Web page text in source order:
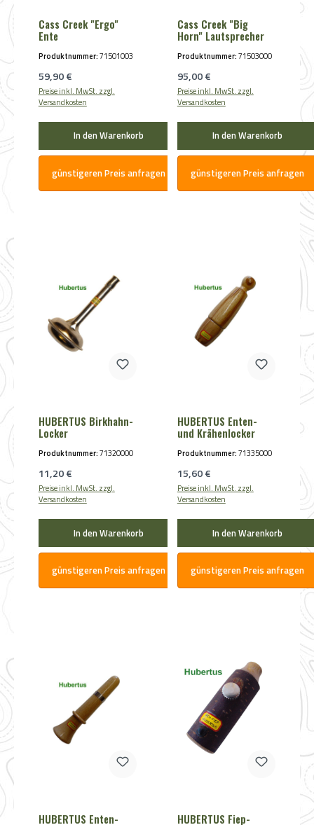
Cass Creek "Ergo"
Ente
Produktnummer:71501003
Regulärer Preis:
59,90 €
Preise inkl. MwSt. zzgl.
Versandkosten
In den Warenkorb
günstigeren Preis anfragen
Cass Creek "Big
Horn" Lautsprecher
Produktnummer:71503000
Regulärer Preis:
95,00 €
Preise inkl. MwSt. zzgl.
Versandkosten
In den Warenkorb
günstigeren Preis anfragen
HUBERTUS Birkhahn-
Locker
Produktnummer:71320000
Regulärer Preis:
11,20 €
Preise inkl. MwSt. zzgl.
Versandkosten
In den Warenkorb
günstigeren Preis anfragen
HUBERTUS Enten-
und Krähenlocker
Produktnummer:71335000
Regulärer Preis:
15,60 €
Preise inkl. MwSt. zzgl.
Versandkosten
In den Warenkorb
günstigeren Preis anfragen
HUBERTUS Enten-
HUBERTUS Fiep-